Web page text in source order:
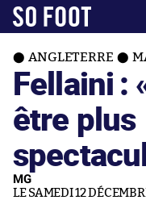
ANGLETERRE
Fellaini :
être plus
MG
LE SAMEDI 12